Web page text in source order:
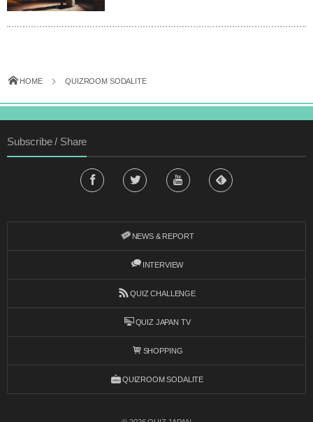
HOME QUIZROOM SODALITE
Subscribe / Share
NEWS & REPORT
INTERVIEW
QUIZ CHALLENGE
QUIZ JAPAN TV
SHOPPING
QUIZROOM SODALITE